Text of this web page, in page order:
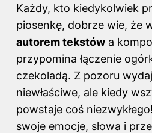
Każdy, kto kiedykolwiek
piosenkę, dobrze wie, że
autorem tekstów a
przypomina łączenie
czekoladą. Z pozoru
niewłaściwe, ale kiedy
powstaje coś
swoje emocje, słowa i